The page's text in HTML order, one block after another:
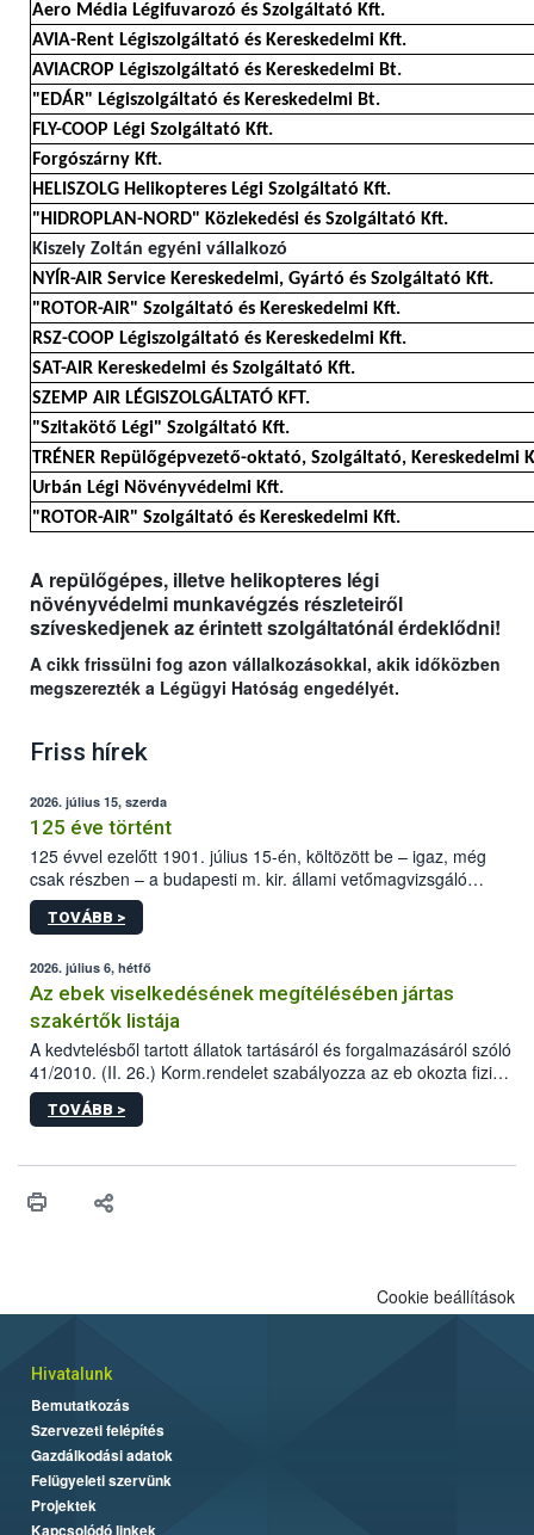
Aero Média Légifuvarozó és Szolgáltató Kft.
AVIA-Rent Légiszolgáltató és Kereskedelmi Kft.
AVIACROP Légiszolgáltató és Kereskedelmi Bt.
"EDÁR" Légiszolgáltató és Kereskedelmi Bt.
FLY-COOP Légi Szolgáltató Kft.
Forgószárny Kft.
HELISZOLG Helikopteres Légi Szolgáltató Kft.
"HIDROPLAN-NORD" Közlekedési és Szolgáltató Kft.
Kiszely Zoltán egyéni vállalkozó
NYÍR-AIR Service Kereskedelmi, Gyártó és Szolgáltató Kft.
"ROTOR-AIR" Szolgáltató és Kereskedelmi Kft.
RSZ-COOP Légiszolgáltató és Kereskedelmi Kft.
SAT-AIR Kereskedelmi és Szolgáltató Kft.
SZEMP AIR LÉGISZOLGÁLTATÓ KFT.
"Szitakötő Légi" Szolgáltató Kft.
TRÉNER Repülőgépvezető-oktató, Szolgáltató, Kereskedelmi
Urbán Légi Növényvédelmi Kft.
"ROTOR-AIR" Szolgáltató és Kereskedelmi Kft.
A repülőgépes, illetve helikopteres légi
növényvédelmi munkavégzés részleteiről
szíveskedjenek az érintett szolgáltatónál érdeklődni!
A cikk frissülni fog azon vállalkozásokkal, akik időközben
megszerezték a Légügyi Hatóság engedélyét.
Friss hírek
2026. július 15, szerda
125 éve történt
125 évvel ezelőtt 1901. július 15-én, költözött be – igaz, még
csak részben – a budapesti m. kir. állami vetőmagvizsgáló
állomás a Kis Rókus utca 15. szám alatti, Czigler Győző által
tervezett új épületébe.
TOVÁBB >
2026. július 6, hétfő
Az ebek viselkedésének megítélésében jártas
szakértők listája
A kedvtelésből tartott állatok tartásáról és forgalmazásáról szóló
41/2010. (II. 26.) Korm.rendelet szabályozza az eb okozta fizikai
sérülés, illetve ennek veszélye keletkezésekor felmerülő
hatósági feladatokat, valamint a veszélyes eb tartását és annak
vonni az ebek viselkedésének megítélésében jártas szakértőt.
TOVÁBB >
Cookie beállítások
Hivatalunk
Bemutatkozás
Szervezeti felépítés
Gazdálkodási adatok
Felügyeleti szervünk
Projektek
Kapcsolódó linkek